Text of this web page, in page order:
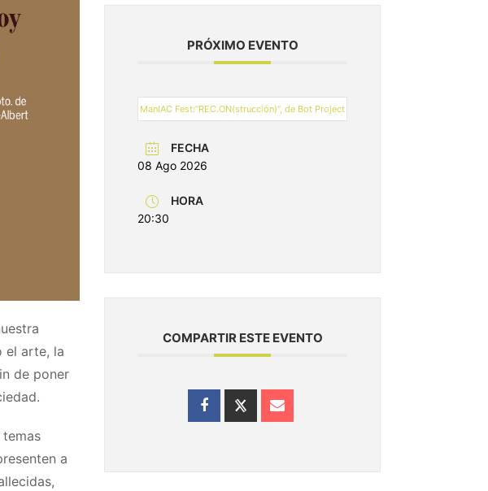
el arte, la
de poner
a
PRÓXIMO EVENTO
ManIAC Fest:“REC.ON(strucción)”, de Bot Project
FECHA
08 Ago 2026
HORA
20:30
COMPARTIR ESTE EVENTO